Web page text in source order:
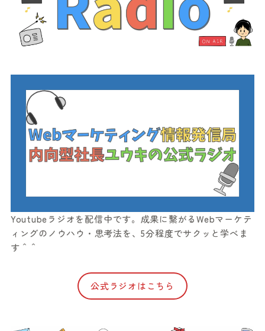
Youtubeラジオを配信中です。成果に繋がるWebマーケテ
ィングのノウハウ・思考法を、5分程度でサクッと学べま
す＾＾
公式ラジオはこちら